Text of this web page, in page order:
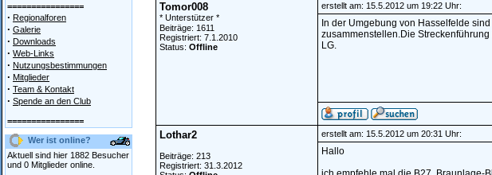
================
· Regionalforen
· Galerie
· Downloads
· Web-Links
· Nutzungsbestimmungen
· Mitglieder
· Team & Kontakt
· Spende an den Club
================
Wer ist online?
Aktuell sind hier 1882 Besucher
und 0 Mitglieder online.
Tomor008
* Unterstützer *
Beiträge: 1611
Registriert: 7.1.2010
Status: Offline
erstellt am: 15.5.2012 um 19:22 Uhr:
In der Umgebung von Hasselfelde
zusammenstellen.Die
LG.
Lothar2
Beiträge: 213
Registriert: 31.3.2012
erstellt am: 15.5.2012 um 20:31 Uhr:
Hallo